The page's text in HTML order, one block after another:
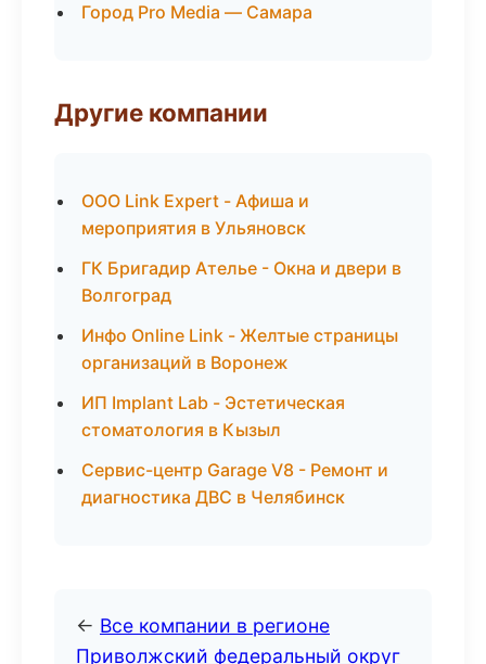
Город Pro Media — Самара
Другие компании
ООО Link Expert - Афиша и
мероприятия в Ульяновск
ГК Бригадир Ателье - Окна и двери в
Волгоград
Инфо Online Link - Желтые страницы
организаций в Воронеж
ИП Implant Lab - Эстетическая
стоматология в Кызыл
Сервис-центр Garage V8 - Ремонт и
диагностика ДВС в Челябинск
← Все компании в регионе
Приволжский федеральный округ